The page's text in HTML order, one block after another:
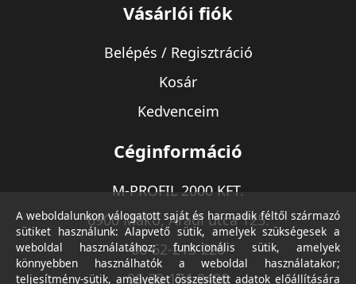
Vásárlói fiók
Belépés / Regisztráció
Kosár
Kedvenceim
Céginformáció
M-PROFIL 2000 KFT.
6900 Makó, Aradi utca 125.
06-62-213-220
06-30-174-9490
A weboldalunkon válogatott saját és harmadik féltől származó
sütiket használunk: Alapvető sütik, amelyek szükségesek a
weboldal használatához; funkcionális sütik, amelyek
könnyebben használhatók a weboldal használatakor;
teljesítmény-sütik, amelyeket összesített adatok előállítására